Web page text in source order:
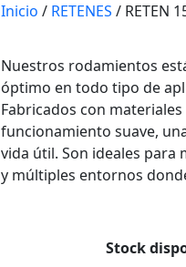
Inicio / RETENES / RETEN
Nuestros rodamientos
óptimo en todo tipo de
Fabricados con
funcionamiento suave,
vida útil. Son ideales
y múltiples entornos
Stock